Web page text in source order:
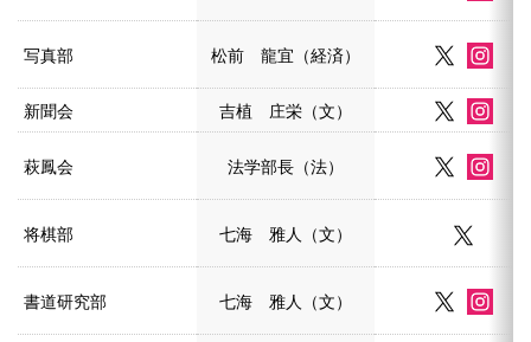
写真部 松前 龍宜（経済）
新聞会 吉植 庄栄（文）
萩鳳会 法学部長（法）
将棋部 七海 雅人（文）
書道研究部 七海 雅人（文）